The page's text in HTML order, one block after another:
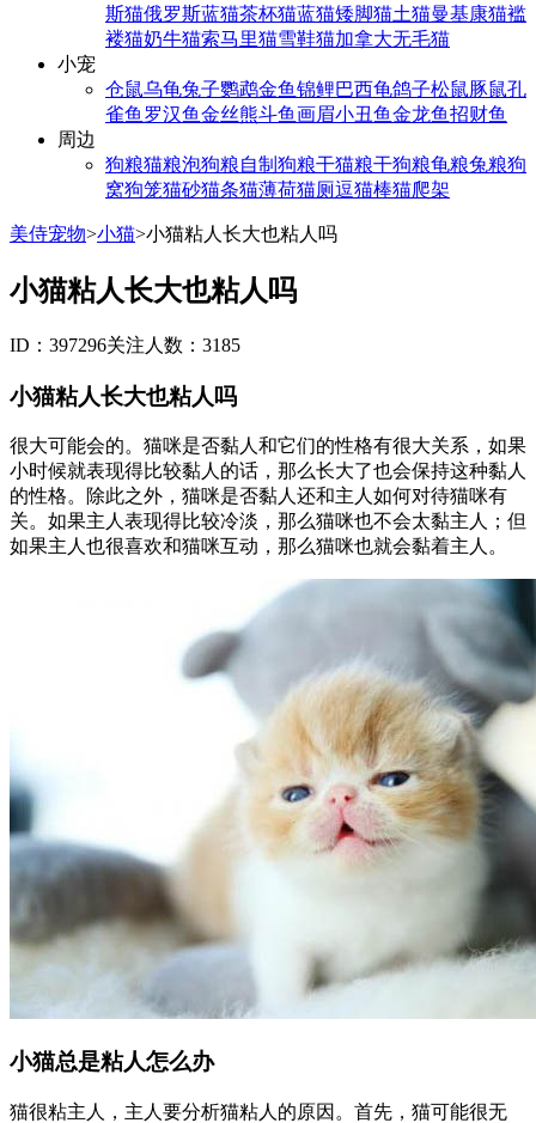
斯猫俄罗斯蓝猫茶杯猫蓝猫矮脚猫土猫曼基康猫褴
褛猫奶牛猫索马里猫雪鞋猫加拿大无毛猫
小宠
仓鼠乌龟兔子鹦鹉金鱼锦鲤巴西龟鸽子松鼠豚鼠孔
雀鱼 罗汉鱼金丝熊斗鱼画眉小丑鱼金龙鱼招财鱼
周边
狗粮猫粮泡狗粮自制狗粮干猫粮干狗粮龟粮兔粮狗
窝狗笼猫砂猫条猫薄荷猫厕逗猫棒猫爬架
美侍宠物>小猫>小猫粘人长大也粘人吗
小猫粘人长大也粘人吗
ID：397296关注人数：3185
小猫粘人长大也粘人吗
很大可能会的。猫咪是否黏人和它们的性格有很大关系，如果
小时候就表现得比较黏人的话，那么长大了也会保持这种黏人
的性格。除此之外，猫咪是否黏人还和主人如何对待猫咪有
关。如果主人表现得比较冷淡，那么猫咪也不会太黏主人；但
如果主人也很喜欢和猫咪互动，那么猫咪也就会黏着主人。
小猫总是粘人怎么办
猫很粘主人，主人要分析猫粘人的原因。首先，猫可能很无